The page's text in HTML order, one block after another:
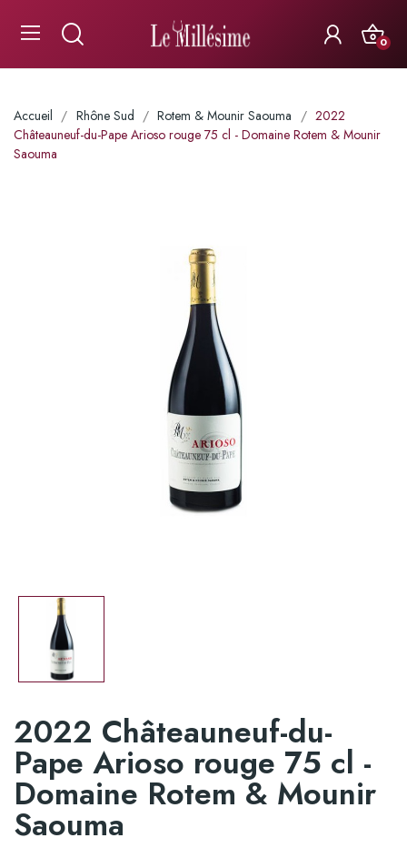
0
Accueil Rhône Sud Rotem & Mounir Saouma
2022
Châteauneuf-du-Pape Arioso rouge 75 cl - Domaine Rotem & Mounir
Saouma
2022 Châteauneuf-du-
Pape Arioso rouge 75 cl -
Domaine Rotem & Mounir
Saouma